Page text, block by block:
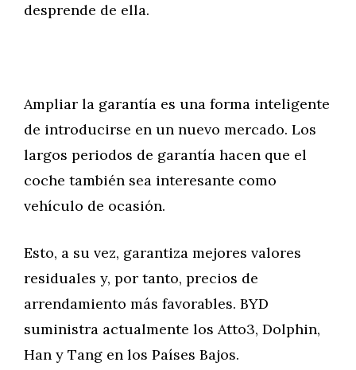
desprende de ella.
Ampliar la garantía es una forma inteligente
de introducirse en un nuevo mercado. Los
largos periodos de garantía hacen que el
coche también sea interesante como
vehículo de ocasión.
Esto, a su vez, garantiza mejores valores
residuales y, por tanto, precios de
arrendamiento más favorables. BYD
suministra actualmente los Atto3, Dolphin,
Han y Tang en los Países Bajos.